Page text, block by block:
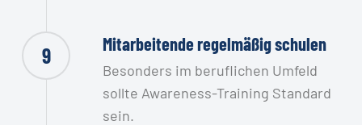
9 Mitarbeitende regelmäßig schulen
Besonders im beruflichen Umfeld
sollte Awareness-Training Standard
sein.